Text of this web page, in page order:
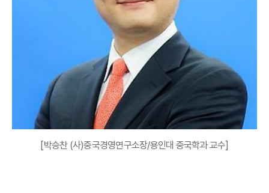
[박승찬 (사)중국경영연구소장/용인대 중국학과 교수]